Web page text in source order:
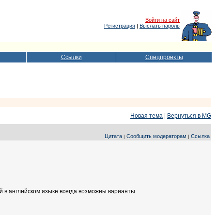
Войти на сайт
Регистрация | Выслать пароль
Ссылки Спецпроекты
Новая тема
Вернуться в MG
Цитата | Сообщить модераторам | Ссылка
английском языке всегда возможны варианты.